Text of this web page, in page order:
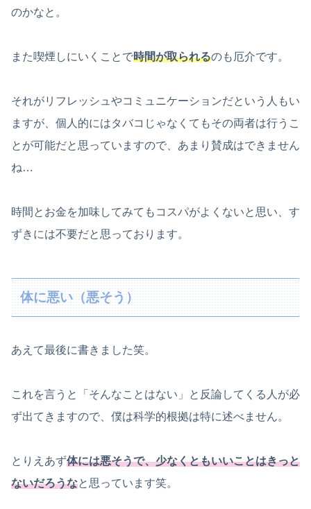
のかなと。
また喫煙しにいくことで時間が取られるのも厄介です。
それがリフレッシュやコミュニケーションだという人もい
ますが、個人的にはタバコじゃなくてもその両者は行うこ
とが可能だと思っていますので、あまり賛成はできません
ね…
時間とお金を加味してみてもコスパがよくないと思い、す
ずきには不要だと思っております。
体に悪い（悪そう）
あえて最後に書きました笑。
これを言うと「そんなことはない」と反論してくる人が必
ず出てきますので、僕は科学的根拠は特に述べません。
とりえあず体には悪そうで、少なくともいいことはきっと
ないだろうなと思っています笑。